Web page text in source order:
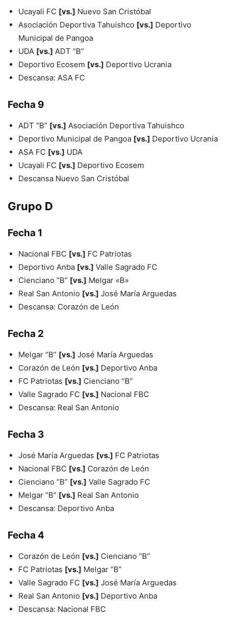
Ucayali FC [vs.] Nuevo San Cristóbal
Asociación Deportiva Tahuishco [vs.] Deportivo
Municipal de Pangoa
UDA [vs.] ADT “B”
Deportivo Ecosem [vs.] Deportivo Ucrania
Descansa: ASA FC
Fecha 9
ADT “B” [vs.] Asociación Deportiva Tahuishco
Deportivo Municipal de Pangoa [vs.] Deportivo Ucrania
ASA FC [vs.] UDA
Ucayali FC [vs.] Deportivo Ecosem
Descansa Nuevo San Cristóbal
Grupo D
Fecha 1
Nacional FBC [vs.] FC Patriotas
Deportivo Anba [vs.] Valle Sagrado FC
Cienciano “B” [vs.] Melgar «B»
Real San Antonio [vs.] José María Arguedas
Descansa: Corazón de León
Fecha 2
Melgar “B” [vs.] José María Arguedas
Corazón de León [vs.] Deportivo Anba
FC Patriotas [vs.] Cienciano “B”
Valle Sagrado FC [vs.] Nacional FBC
Descansa: Real San Antonio
Fecha 3
José María Arguedas [vs.] FC Patriotas
Nacional FBC [vs.] Corazón de León
Cienciano “B” [vs.] Valle Sagrado FC
Melgar “B” [vs.] Real San Antonio
Descansa: Deportivo Anba
Fecha 4
Corazón de León [vs.] Cienciano “B”
FC Patriotas [vs.] Melgar “B”
Valle Sagrado FC [vs.] José María Arguedas
Real San Antonio [vs.] Deportivo Anba
Descansa: Nacional FBC